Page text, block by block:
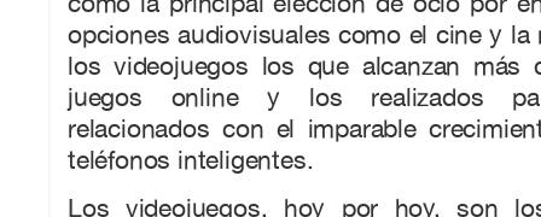
opciones audiovisuales como el cine y la
los videojuegos los que alcanzan más
juegos online y los realizados
relacionados con el imparable
teléfonos inteligentes.
Los videojuegos, hoy por hoy, son